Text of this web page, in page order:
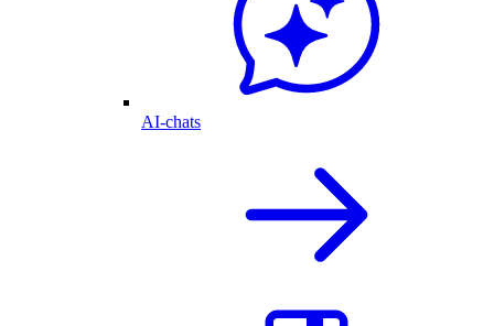
AI-chats